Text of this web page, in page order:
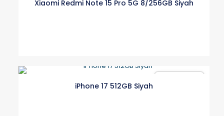
Xiaomi Redmi Note 15 Pro 5G 8/256GB Siyah
iPhone 17 512GB Siyah